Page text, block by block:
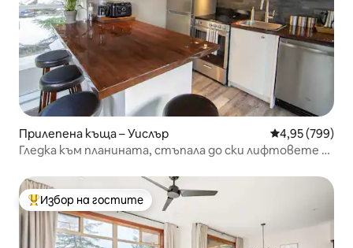
Прилепена къща – Уислър Средна
4,95 (799)
Гледка към планината, стъпала до ски лифтовете и
Най-популярен избор на гостите
Избор на гостите